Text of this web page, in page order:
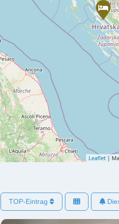
Leaflet |
TOP-Eintrag